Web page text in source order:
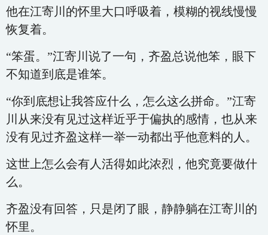
他在江寄川的怀里大口呼吸着，模糊的视线慢慢
恢复着。
“笨蛋。”江寄川说了一句，齐盈总说他笨，眼下
不知道到底是谁笨。
“你到底想让我答应什么，怎么这么拼命。”江寄
川从来没有见过这样近乎于偏执的感情，也从来
没有见过齐盈这样一举一动都出乎他意料的人。
这世上怎么会有人活得如此浓烈，他究竟要做什
么。
齐盈没有回答，只是闭了眼，静静躺在江寄川的
怀里。